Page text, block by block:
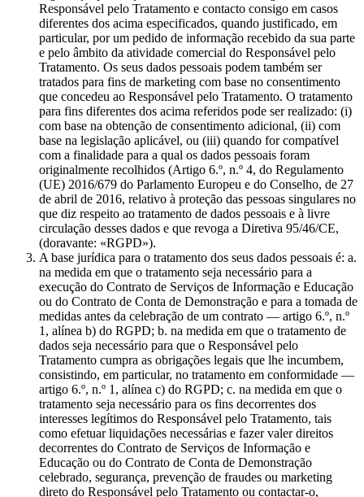
Responsável pelo Tratamento e contacto consigo em casos
diferentes dos acima especificados, quando justificado, em
particular, por um pedido de informação recebido da sua parte
e pelo âmbito da atividade comercial do Responsável pelo
Tratamento. Os seus dados pessoais podem também ser
tratados para fins de marketing com base no consentimento
que concedeu ao Responsável pelo Tratamento. O tratamento
para fins diferentes dos acima referidos pode ser realizado: (i)
com base na obtenção de consentimento adicional, (ii) com
base na legislação aplicável, ou (iii) quando for compatível
com a finalidade para a qual os dados pessoais foram
originalmente recolhidos (Artigo 6.º, n.º 4, do Regulamento
(UE) 2016/679 do Parlamento Europeu e do Conselho, de 27
de abril de 2016, relativo à proteção das pessoas singulares no
que diz respeito ao tratamento de dados pessoais e à livre
circulação desses dados e que revoga a Diretiva 95/46/CE,
(doravante: «RGPD»).
A base jurídica para o tratamento dos seus dados pessoais é: a.
na medida em que o tratamento seja necessário para a
execução do Contrato de Serviços de Informação e Educação
ou do Contrato de Conta de Demonstração e para a tomada de
medidas antes da celebração de um contrato — artigo 6.º, n.º
1, alínea b) do RGPD; b. na medida em que o tratamento de
dados seja necessário para que o Responsável pelo
Tratamento cumpra as obrigações legais que lhe incumbem,
consistindo, em particular, no tratamento em conformidade —
artigo 6.º, n.º 1, alínea c) do RGPD; c. na medida em que o
tratamento seja necessário para os fins decorrentes dos
interesses legítimos do Responsável pelo Tratamento, tais
como efetuar liquidações necessárias e fazer valer direitos
decorrentes do Contrato de Serviços de Informação e
Educação ou do Contrato de Conta de Demonstração
celebrado, segurança, prevenção de fraudes ou marketing
direto do Responsável pelo Tratamento ou contactar-o,